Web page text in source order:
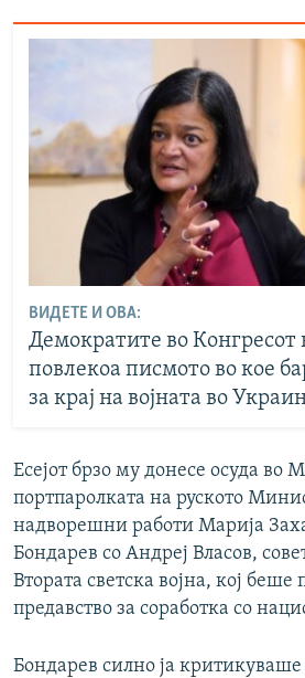
ВИДЕТЕ И ОВА:
Демократите во Конгресот
повлекоа писмото во кое
за крај на војната во
Есејот брзо му донесе осуда во
портпаролката на руското
надворешни работи Марија
Бондарев со Андреј Власов,
Втората светска војна, кој беше
предавство за соработка со
Бондарев силно ја критикуваше